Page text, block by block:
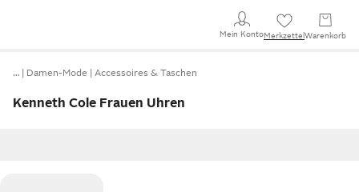
Mein KontoMerkzettel Warenkorb
… Damen-Mode Accessoires & Taschen
Kenneth Cole Frauen Uhren